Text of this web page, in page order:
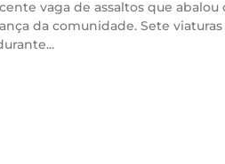
vaga de assaltos que abalou
da comunidade. Sete viaturas